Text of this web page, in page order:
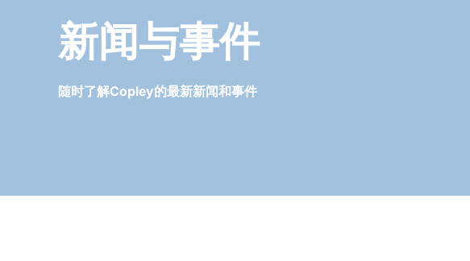
新闻与事件
随时了解Copley的最新新闻和事件